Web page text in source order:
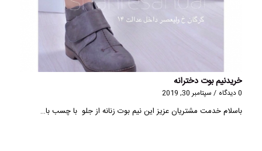
خریدنیم بوت دخترانه
0 دیدگاه / سپتامبر 30, 2019
باسلام خدمت مشتریان عزیز این نیم بوت زنانه از جلو با چسب با…